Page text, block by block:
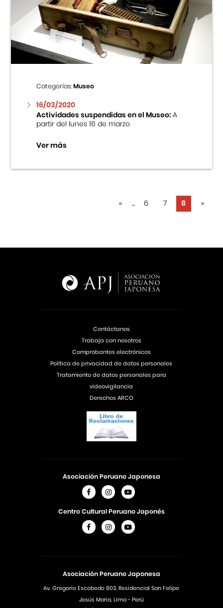
Categorías:Museo
16/03/2020
Actividades suspendidas en el Museo:A
partir del lunes 16 de marzo
Ver más
« ... 6 7 8 »
Asociación Peruano Japonesa
Av. Gregorio Escobedo 803, Residencial San Felipe
Jesús Maria, Lima - Perú
Asociación Peruano Japonesa
Centro Cultural Peruano Japonés
Contáctanos
Trabaja con nosotros
Comprobantes electrónicos
Política de privacidad de datos personales
Tratamiento de datos personales para
videovigilancia
Derechos ARCO